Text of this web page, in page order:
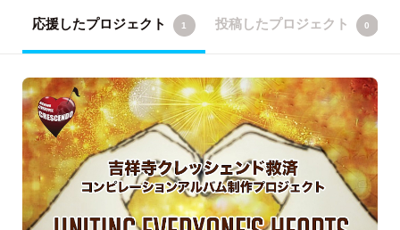
応援したプロジェクト 1 投稿したプロジェクト 0